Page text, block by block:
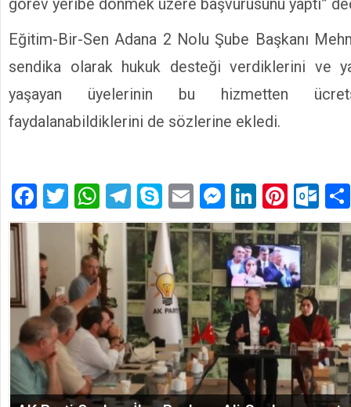
görev yeribe dönmek üzere başvurusunu yaptı”
Eğitim-Bir-Sen Adana 2 Nolu Şube Başkanı
sendika olarak hukuk desteği verdiklerini ve
yaşayan üyelerinin bu hizmetten
faydalanabildiklerini de sözlerine ekledi.
Facebook
Twitter
WhatsApp
Telegram
SkypeEmailMessenger
LinkedIn